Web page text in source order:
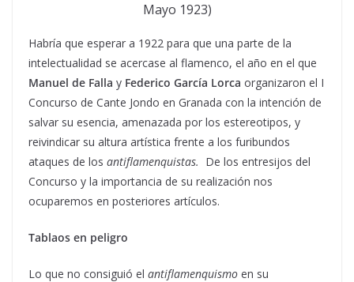
Mayo 1923)
Habría que esperar a 1922 para que una parte de la
intelectualidad se acercase al flamenco, el año en el que
Manuel de Falla y Federico García Lorca organizaron el I
Concurso de Cante Jondo en Granada con la intención de
salvar su esencia, amenazada por los estereotipos, y
reivindicar su altura artística frente a los furibundos
ataques de los antiflamenquistas. De los entresijos del
Concurso y la importancia de su realización nos
ocuparemos en posteriores artículos.
Tablaos en peligro
Lo que no consiguió el antiflamenquismo en su